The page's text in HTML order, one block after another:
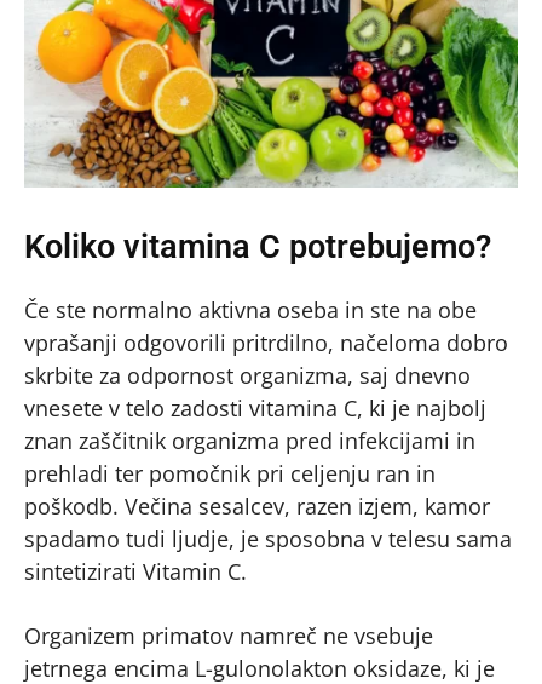
Koliko vitamina C potrebujemo?
Če ste normalno aktivna oseba in ste na obe
vprašanji odgovorili pritrdilno, načeloma dobro
skrbite za odpornost organizma, saj dnevno
vnesete v telo zadosti vitamina C, ki je najbolj
znan zaščitnik organizma pred infekcijami in
prehladi ter pomočnik pri celjenju ran in
poškodb. Večina sesalcev, razen izjem, kamor
spadamo tudi ljudje, je sposobna v telesu sama
sintetizirati Vitamin C.
Organizem primatov namreč ne vsebuje
jetrnega encima L-gulonolakton oksidaze, ki je